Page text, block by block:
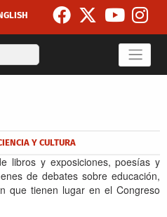
Search
a la navegación
Y CULTURA
libros y exposiciones, poesías y
de debates sobre educación,
que tienen lugar en el Congreso